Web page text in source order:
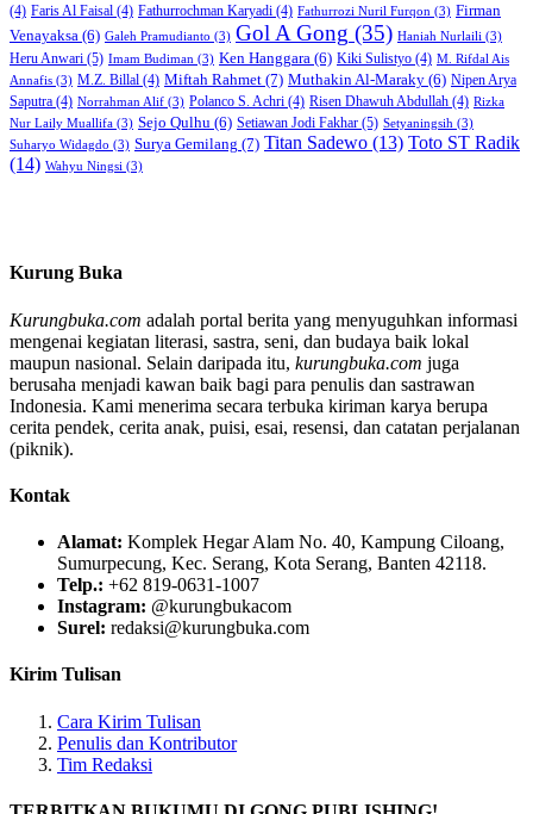
(4) Faris Al Faisal (4) Fathurrochman Karyadi (4) Fathurrozi Nuril Furqon (3) Firman
Venayaksa (6) Galeh Pramudianto (3) Gol A Gong (35) Haniah Nurlaili (3)
Heru Anwari (5) Imam Budiman (3) Ken Hanggara (6) Kiki Sulistyo (4) M. Rifdal Ais
Annafis (3) M.Z. Billal (4) Miftah Rahmet (7) Muthakin Al-Maraky (6) Nipen Arya
Saputra (4) Norrahman Alif (3) Polanco S. Achri (4) Risen Dhawuh Abdullah (4) Rizka
Nur Laily Muallifa (3) Sejo Qulhu (6) Setiawan Jodi Fakhar (5) Setyaningsih (3)
Suharyo Widagdo (3) Surya Gemilang (7) Titan Sadewo (13) Toto ST Radik
(14) Wahyu Ningsi (3)
Kurung Buka
Kurungbuka.com adalah portal berita yang menyuguhkan informasi
mengenai kegiatan literasi, sastra, seni, dan budaya baik lokal
maupun nasional. Selain daripada itu, kurungbuka.com juga
berusaha menjadi kawan baik bagi para penulis dan sastrawan
Indonesia. Kami menerima secara terbuka kiriman karya berupa
cerita pendek, cerita anak, puisi, esai, resensi, dan catatan perjalanan
(piknik).
Kontak
Alamat: Komplek Hegar Alam No. 40, Kampung Ciloang,
Sumurpecung, Kec. Serang, Kota Serang, Banten 42118.
Telp.: +62 819-0631-1007
Instagram: @kurungbukacom
Surel: redaksi@kurungbuka.com
Kirim Tulisan
Cara Kirim Tulisan
Penulis dan Kontributor
Tim Redaksi